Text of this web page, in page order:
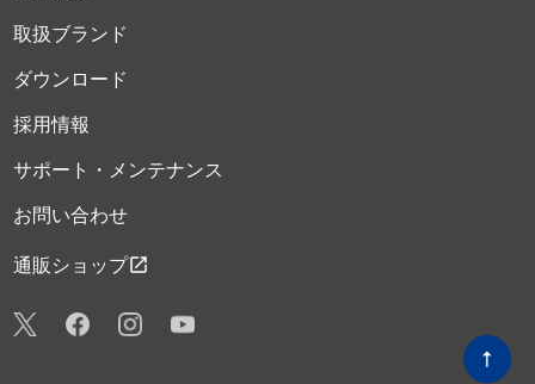
取扱ブランド
ダウンロード
採用情報
サポート・メンテナンス
お問い合わせ
通販ショップopen_in_new